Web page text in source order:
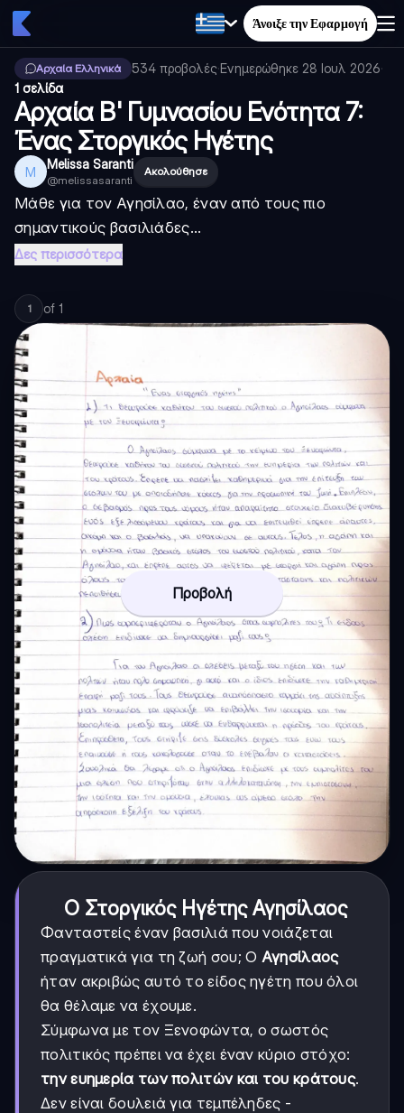
Άνοιξε την Εφαρμογή
Αρχαία Ελληνικά 534 προβολές·Ενημερώθηκε 28 Ιουλ 2026·
1 σελίδα
Αρχαία Β' Γυμνασίου Ενότητα 7:
Ένας Στοργικός Ηγέτης
M Melissa Saranti
@melissasaranti
Ακολούθησε
Μάθε για τον Αγησίλαο, έναν από τους πιο
σημαντικούς βασιλιάδες...
Δες περισσότερα
1 of 1
Προβολή
Ο Στοργικός Ηγέτης Αγησίλαος
Φανταστείς έναν βασιλιά που νοιάζεται
πραγματικά για τη ζωή σου; Ο Αγησίλαος
ήταν ακριβώς αυτό το είδος ηγέτη που όλοι
θα θέλαμε να έχουμε.
Σύμφωνα με τον Ξενοφώντα, ο σωστός
πολιτικός πρέπει να έχει έναν κύριο στόχο:
την ευημερία των πολιτών και του κράτους.
Δεν είναι δουλειά για τεμπέληδες -